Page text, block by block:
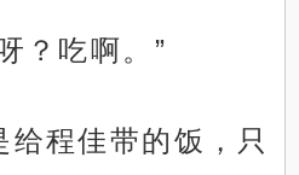
？吃啊。”
给程佳带的饭，只